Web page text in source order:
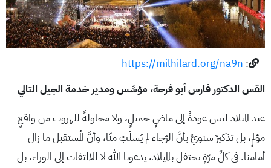
:
https://milhilard.org/na9n
القس الدكتور فارس أبو فرحة، مؤسِّس ومدير خدمة الجيل التالي
عيد الميلاد ليس عودةً إلى ماضٍ جميلٍ، ولا محاولةً للهروب من واقعٍ
مؤلمٍ، بل تذكيرٌ سنويٌّ بأنَّ الرّجاء لم يُسلَبْ منّا، وأنَّ المُستقبل ما زال
أمامنا. في كلِّ مرّةٍ نحتفل بالميلاد، يدعونا الله لا للالتفات إلى الوراء، بل